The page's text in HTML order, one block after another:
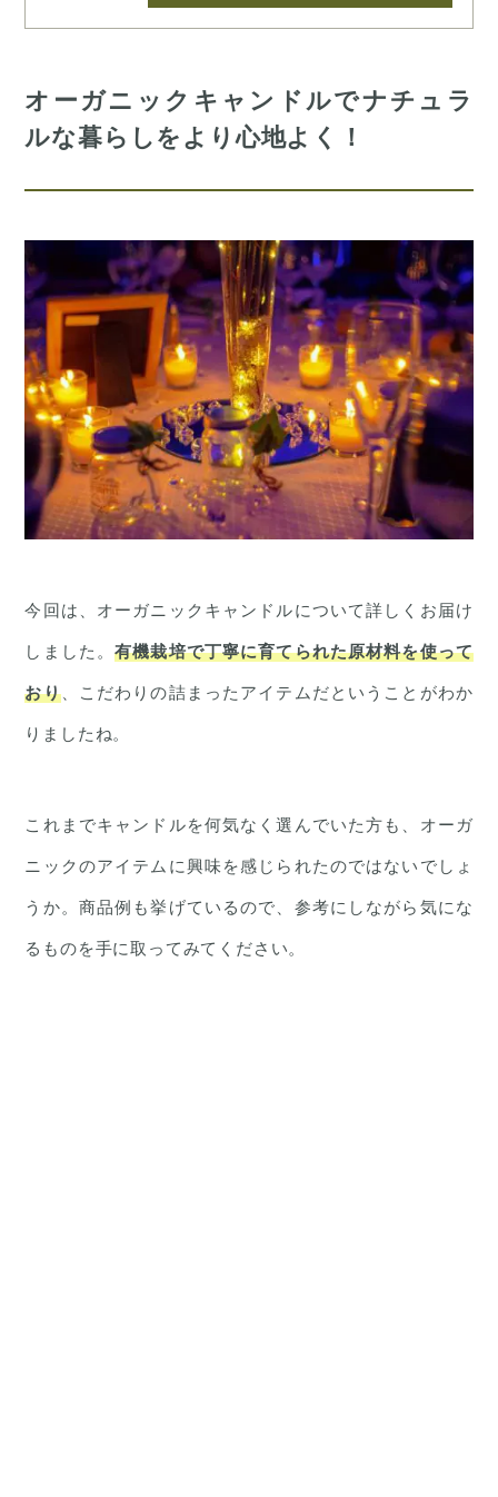
オーガニックキャンドルでナチュラ
ルな暮らしをより心地よく！
今回は、オーガニックキャンドルについて詳しくお届け
しました。有機栽培で丁寧に育てられた原材料を使って
おり、こだわりの詰まったアイテムだということがわか
りましたね。
これまでキャンドルを何気なく選んでいた方も、オーガ
ニックのアイテムに興味を感じられたのではないでしょ
うか。商品例も挙げているので、参考にしながら気にな
るものを手に取ってみてください。